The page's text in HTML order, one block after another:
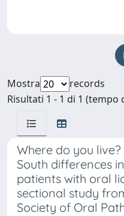
Mostra
records
Risultati 1 - 1 di 1 (tempo
Where do you
South differences
patients with oral
sectional study
Society of Oral